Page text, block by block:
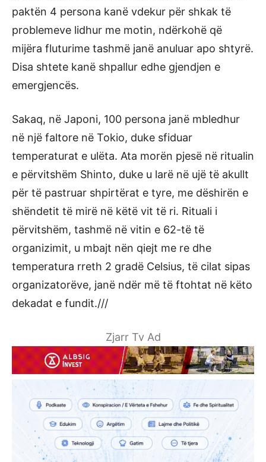
paktën 4 persona kanë vdekur për shkak të
problemeve lidhur me motin, ndërkohë që
mijëra fluturime tashmë janë anuluar apo shtyrë.
Disa shtete kanë shpallur edhe gjendjen e
emergjencës.
Sakaq, në Japoni, 100 persona janë mbledhur
në një faltore në Tokio, duke sfiduar
temperaturat e ulëta. Ata morën pjesë në ritualin
e përvitshëm Shinto, duke u larë në ujë të akullt
për të pastruar shpirtërat e tyre, me dëshirën e
shëndetit të mirë në këtë vit të ri. Rituali i
përvitshëm, tashmë në vitin e 62-të të
organizimit, u mbajt nën qiejt me re dhe
temperatura rreth 2 gradë Celsius, të cilat sipas
organizatorëve, janë ndër më të ftohtat në këto
dekadat e fundit.///
Zjarr Tv Ad